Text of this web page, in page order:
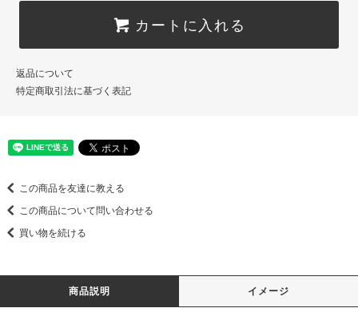
カートに入れる
返品について
特定商取引法に基づく表記
この商品を友達に教える
この商品について問い合わせる
買い物を続ける
商品説明 イメージ